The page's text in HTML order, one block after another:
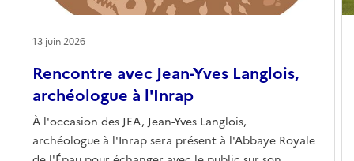
Rencontre avec Jean-Yves Langlois,
archéologue à l'Inrap
À l'occasion des JEA, Jean-Yves Langlois,
archéologue à l'Inrap sera présent à l'Abbaye Royale
13 juin 2026